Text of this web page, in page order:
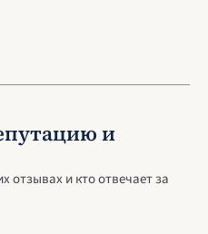
и
отзывах и кто отвечает за